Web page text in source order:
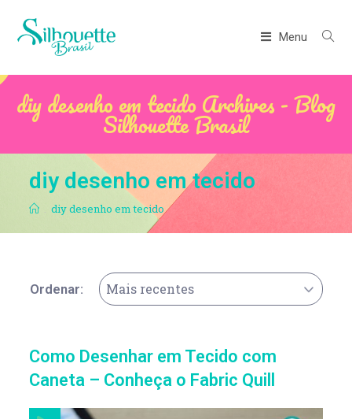
Menu
diy desenho em tecido Archives - Blog
Silhouette Brasil
diy desenho em tecido
. diy desenho em tecido
Ordenar: Mais recentes
Como Desenhar em Tecido com
Caneta – Conheça o Fabric Quill